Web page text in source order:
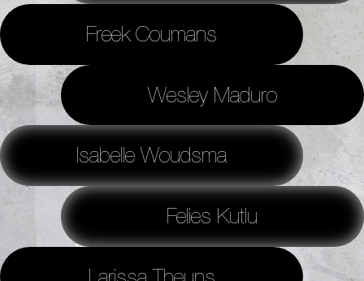
Freek Coumans
Wesley Maduro
Isabelle Woudsma
Felies Kutlu
Larissa Theuns